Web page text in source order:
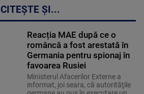
CITEȘTE ȘI...
Reacția MAE după ce o
româncă a fost arestată în
Germania pentru spionaj în
favoarea Rusiei
Ministerul Afacerilor Externe a
informat, joi seara, că autorităţile